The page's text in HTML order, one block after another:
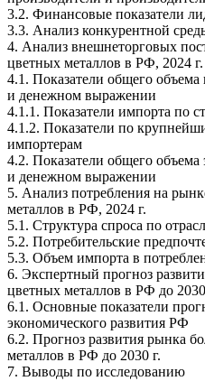
3.2. Финансовые показатели
3.3. Анализ конкурентной
4. Анализ внешнеторговых
цветных металлов в РФ, 2024 г.
4.1. Показатели общего
и денежном выражении
4.1.1. Показатели импорта по
4.1.2. Показатели по
импортерам
4.2. Показатели общего
и денежном выражении
5. Анализ потребления на
металлов в РФ, 2024 г.
5.1. Структура спроса по
5.2. Потребительские
5.3. Объем импорта в
6. Экспертный прогноз
цветных металлов в РФ до 2030
6.1. Основные показатели
экономического развития РФ
6.2. Прогноз развития рынка
металлов в РФ до 2030 г.
7. Выводы по исследованию